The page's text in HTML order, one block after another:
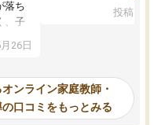
落ち
、子
反
して
毎日
ない
れる
26日
で、当初は模試でD判定
自習室が毎日使えていつ
るのが心強かったよう
謝です。
投稿日：
ンライン家庭教師・
口コミをもっとみる